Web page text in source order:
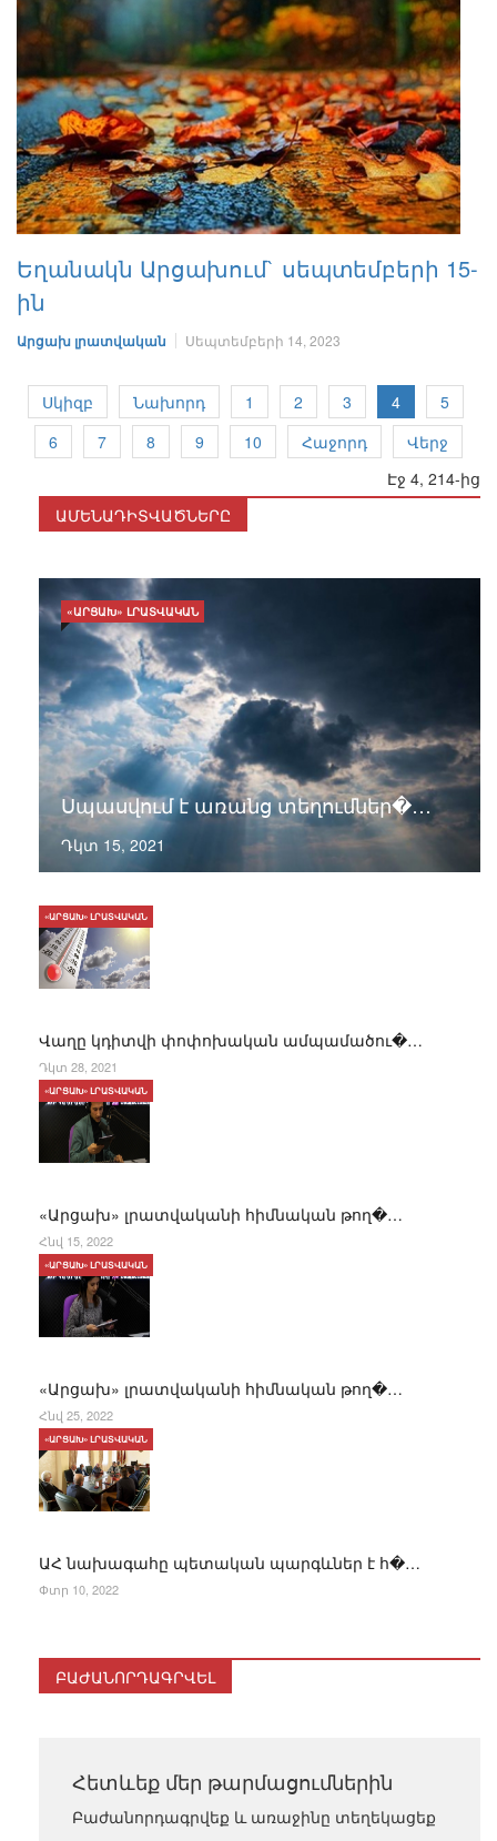
Եղանակն Արցախում` սեպտեմբերի 15-
ին
Արցախ լրատվական Սեպտեմբերի 14, 2023
Սկիզբ Նախորդ 1 2 3 4
5
6
7 8 9 10 Հաջորդ
Վերջ
Էջ 4, 214-ից
ԱՄԵՆԱԴԻՏՎԱԾՆԵՐԸ
Սպասվում է առանց տեղումներ�…
Դկտ 15, 2021
«ԱՐՑԱԽ» ԼՐԱՏՎԱԿԱՆ
Վաղը կդիտվի փոփոխական ամպամածու�…
«ԱՐՑԱԽ» ԼՐԱՏՎԱԿԱՆ
Դկտ 28, 2021
«Արցախ» լրատվականի հիմնական թող�…
«ԱՐՑԱԽ» ԼՐԱՏՎԱԿԱՆ
Հնվ 15, 2022
«Արցախ» լրատվականի հիմնական թող�…
«ԱՐՑԱԽ» ԼՐԱՏՎԱԿԱՆ
Հնվ 25, 2022
ԱՀ նախագահը պետական պարգևներ է հ�…
«ԱՐՑԱԽ» ԼՐԱՏՎԱԿԱՆ
Փտր 10, 2022
ԲԱԺԱՆՈՐԴԱԳՐՎԵԼ
Հետևեք մեր թարմացումներին
Բաժանորդագրվեք և առաջինը տեղեկացեք